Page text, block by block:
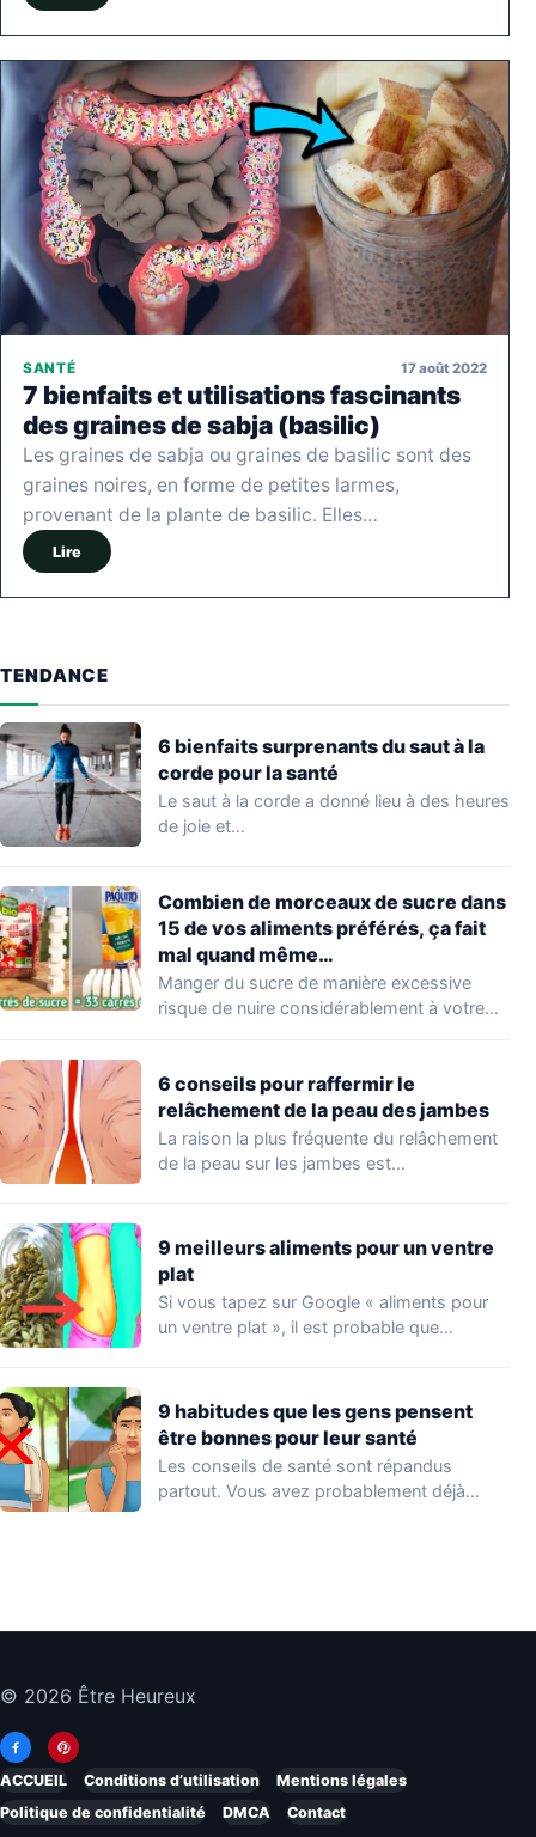
SANTÉ 17 août 2022
7 bienfaits et utilisations fascinants
des graines de sabja (basilic)
Les graines de sabja ou graines de basilic sont des
graines noires, en forme de petites larmes,
provenant de la plante de basilic. Elles…
Lire
TENDANCE
6 bienfaits surprenants du saut à la
corde pour la santé
Le saut à la corde a donné lieu à des heures
de joie et…
Combien de morceaux de sucre dans
15 de vos aliments préférés, ça fait
mal quand même…
Manger du sucre de manière excessive
risque de nuire considérablement à votre
6 conseils pour raffermir le
relâchement de la peau des jambes
La raison la plus fréquente du relâchement
de la peau sur les jambes est…
9 meilleurs aliments pour un ventre
plat
Si vous tapez sur Google « aliments pour
un ventre plat », il est probable que…
9 habitudes que les gens pensent
être bonnes pour leur santé
Les conseils de santé sont répandus
partout. Vous avez probablement déjà
© 2026 Être Heureux
ACCUEIL Conditions d’utilisation
Mentions légales
Politique de confidentialité
DMCA Contact